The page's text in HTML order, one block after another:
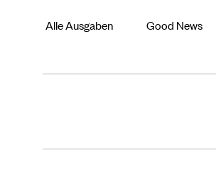
Alle Ausgaben Good News